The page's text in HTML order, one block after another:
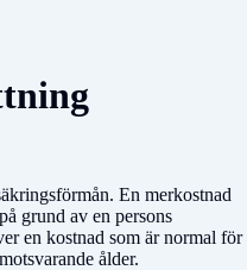
En merkostnad
grund av en persons
en kostnad som är normal för
ålder.